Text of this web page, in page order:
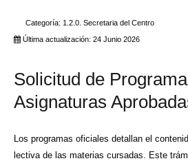
Directorio FCCE
Categoría: 1.2.0. Secretaria del Centro
Última actualización: 24 Junio 2026
Solicitud de
Asignaturas
Los programas oficiales detallan el
lectiva de las materias cursadas. Este